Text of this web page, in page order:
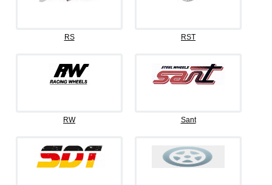
RS RST
RW Sant